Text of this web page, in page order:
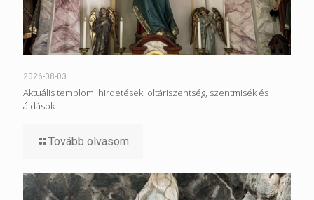
2026-08-03
Aktuális templomi hirdetések: oltáriszentség, szentmisék és
áldások
Tovább olvasom